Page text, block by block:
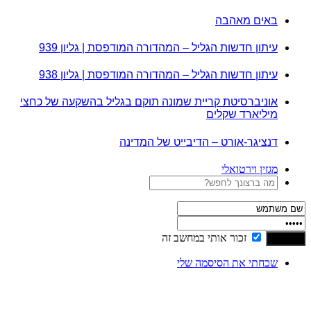
באים מאהבה
עיתון חדשות הגליל – המהדורה המודפסת | גליון 939
עיתון חדשות הגליל – המהדורה המודפסת | גליון 938
אוניברסיטת קריית שמונה תוקם בגליל בהשקעה של כחצי
מיליארד שקלים
דנציגר-אורט – הדיבייט של המדינה
מגזין וירטואלי
זכור אותי במחשב זה
שכחתי את הסיסמה שלי